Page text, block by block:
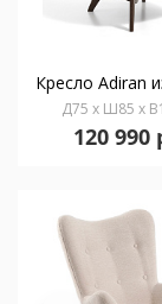
Д75 x Ш85 x
120 990